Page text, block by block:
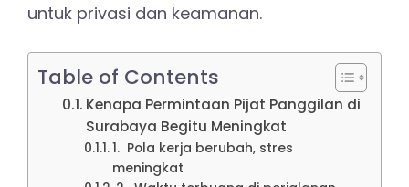
untuk privasi dan keamanan.
Table of Contents
Kenapa Permintaan Pijat Panggilan di
Surabaya Begitu Meningkat
1. Pola kerja berubah, stres
meningkat